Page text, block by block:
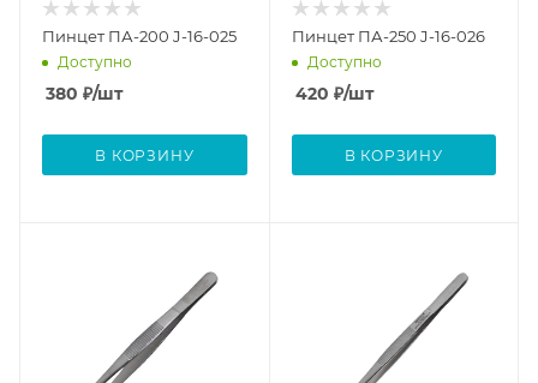
Пинцет ПА-200 J-16-025
Доступно
380 ₽/шт
В КОРЗИНУ
Пинцет ПА-250 J-16-026
Доступно
420 ₽/шт
В КОРЗИНУ